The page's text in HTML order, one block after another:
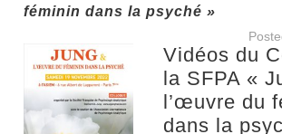
féminin dans la psyché »
Vidéos du
la SFPA «
l’œuvre du
dans la